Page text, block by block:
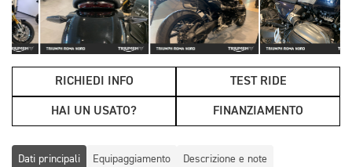
RICHIEDI INFO TEST RIDE
HAI UN USATO? FINANZIAMENTO
Dati principali Equipaggiamento Descrizione e note